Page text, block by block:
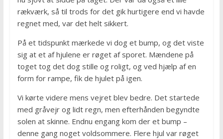
rækværk, så til trods for det gik hurtigere end vi havde
regnet med, var det helt sikkert.
På et tidspunkt mærkede vi dog et bump, og det viste
sig at et af hjulene er røget af sporet. Mændene på
toget tog det dog stille og roligt, og ved hjælp af en
form for rampe, fik de hjulet på igen.
Vi kørte videre mens vejret blev bedre. Det startede
med gråvejr og lidt regn, men efterhånden begyndte
solen at skinne. Endnu engang kom der et bump –
denne gang noget voldsommere. Flere hjul var røget